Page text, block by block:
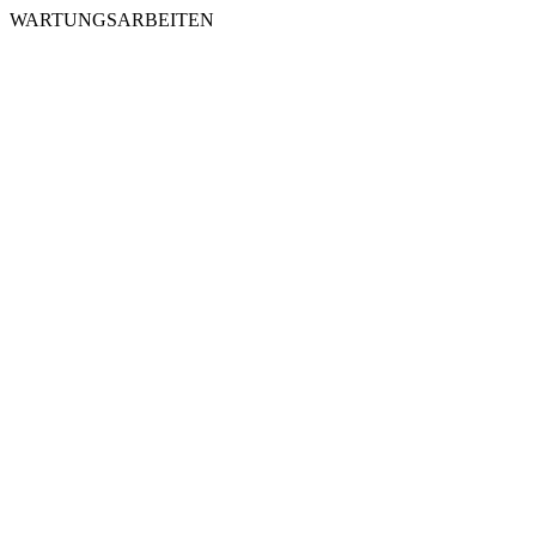
WARTUNGSARBEITEN